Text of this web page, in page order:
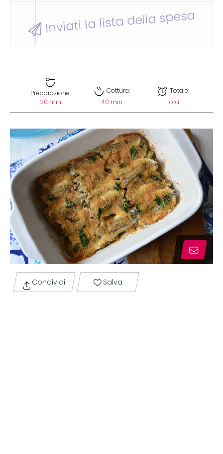
Inviati la lista della spesa
Preparazione:
20 min
Cottura:
40 min
Totale:
1 ora
Condividi Salva